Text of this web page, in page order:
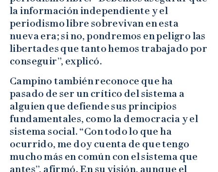
la información independiente y el
periodismo libre sobrevivan en esta
nueva era; si no, pondremos en peligro las
libertades que tanto hemos trabajado por
conseguir”, explicó.
Campino también reconoce que ha
pasado de ser un crítico del sistema a
alguien que defiende sus principios
fundamentales, como la democracia y el
sistema social. “Con todo lo que ha
ocurrido, me doy cuenta de que tengo
mucho más en común con el sistema que
antes”, afirmó. En su visión, aunque el